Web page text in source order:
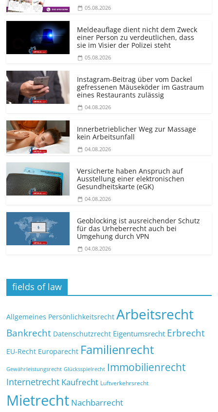
05.08.2026
Meldeauflage dient nicht dem Zweck
einer Person zu verdeutlichen, dass
sie im Visier der Polizei steht
05.08.2026
Instagram-Beitrag über vom Dackel
gefressenen Mäuseköder im Gastraum
eines Restaurants zulässig
04.08.2026
Innerbetrieblicher Weg zur Massage
kein Arbeitsunfall
04.08.2026
Versicherte haben Anspruch auf
Ausstellung einer elektronischen
Gesundheitskarte (eGK)
04.08.2026
Geoblocking ist ausreichender Schutz
für das Urheberrecht auch bei
Umgehung durch VPN
04.08.2026
fields of law
Allgemeines Persönlichkeitsrecht Arbeitsrecht
Bankrecht Datenschutzrecht Eigentumsrecht Erbrecht
EU-Recht Europarecht Familienrecht
Gewährleistungsrecht Glücksspielrecht Immobilienrecht
Internetrecht Kaufrecht Luftverkehrsrecht
Mietrecht Nachbarrecht